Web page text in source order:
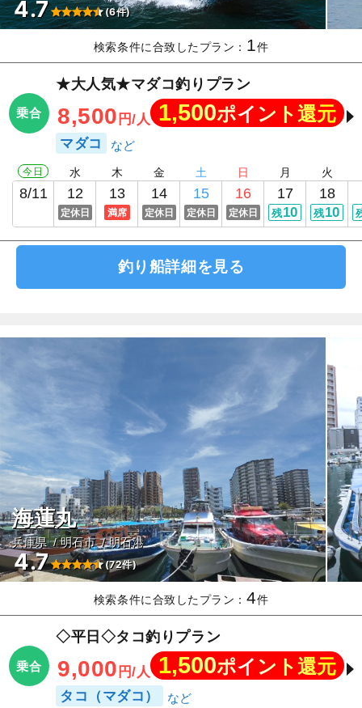
4.7 (6件)
検索条件に合致したプラン： 1件
乗合
★大人気★マダコ釣りプラン
8,500 円/人 1,500ポイント還元
マダコ
今日
8/11
水
12
定休日
木
13
満席
金
14
定休日
土
15
定休日
日
16
定休日
月
17
残10
火
18
残10
釣り船詳細を見る
海蓮丸
兵庫県 明石市 明石港
4.7 (72件)
検索条件に合致したプラン：4件
乗合
◇平日◇タコ釣りプラン
9,000 円/人 1,500ポイント還元
タコ（マダコ）